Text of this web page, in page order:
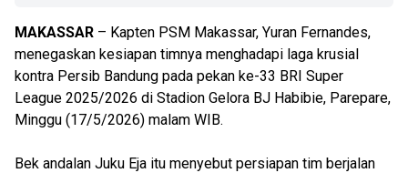
MAKASSAR – Kapten PSM Makassar, Yuran Fernandes,
menegaskan kesiapan timnya menghadapi laga krusial
kontra Persib Bandung pada pekan ke-33 BRI Super
League 2025/2026 di Stadion Gelora BJ Habibie, Parepare,
Minggu (17/5/2026) malam WIB.
Bek andalan Juku Eja itu menyebut persiapan tim berjalan